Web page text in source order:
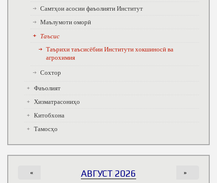
Самтҳои асосии фаъолияти Институт
Маълумоти оморӣ
Таъсис
Таърихи таъсисёбии Институти хокшиносӣ ва
агрохимия
Сохтор
Фаъолият
Хизматрасониҳо
Китобхона
Тамосҳо
АВГУСТ 2026
« »